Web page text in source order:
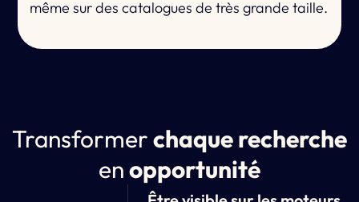
même sur des catalogues de très grande taille.
Transformerchaque recherche
enopportunité